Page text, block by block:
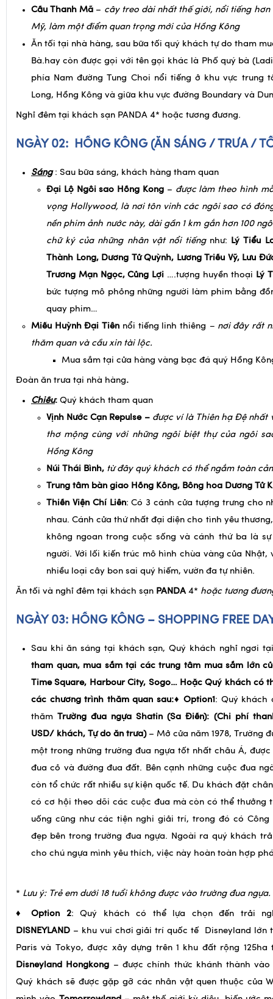
nhận phòng, trên đường quan:
Cầu Thanh Mã–cây treo dài nhất thế giới, nổi tiếng hơn
Mỹ, làm một điểm quan trọng mới của Hồng Kông
Ăn tối tại nhà hàng, sau bữa tối quý khách tự do tham
Bà.hay còn được gọi với tên gọi khác là Phố quý bà
phía Nam đường Tung Choi nổi tiếng ở khu vực trung
Long, Hồng Kông và giữa khu vực đường Boundary và
Sáng: Sau bữa sáng, khách hàng tham quan
Đại Lộ Ngôi sao Hồng Kong –được làm theo hình
vọng Hollywood, là nơi tôn vinh các ngôi sao có
nền phim ảnh nước này, dài gần 1 km gắn hơn 100
chữ ký của những nhân vật nổi tiếngnhư:Lý Tiểu
Thành Long, Dương Tử Quỳnh, Lương Triều Vỹ, Lưu
Trương Mạn Ngọc, Củng Lợi ….tượng huyền thoạiLý
bức tượng mô phỏng những người làm phim bằng
quay phim…
Miếu Huỳnh Đại Tiênnổi tiếng linh thiêng
thăm quan và cầu xin tài lộc.
Mua sắm tại cửa hàng vàng bạc đá quý Hồng
Đoàn ăn trưa tại nhà hàng.
Chiều:Quý khách tham quan
Vịnh Nước Cạn Repulse –được ví là Thiên hạ Đệ nhất
thơ mộng cùng với những ngôi biệt thự của ngôi
Hồng Kông
Núi Thái Bình,từ đây quý khách có thể ngắm toàn
Trung tâm bàn giao Hồng Kông, Bông hoa Dương Tử
Thiền Viện Chí Liên: Có 3 cánh cửa tượng trưng cho
nhau. Cánh cửa thứ nhất đại diện cho tình yêu
không ngoan trong cuộc sống và cánh thứ ba là
người. Với lối kiến trúc mô hình chùa vàng của Nhật,
nhiều loại cây bon sai quý hiếm, vườn đa tự nhiên.
Sau khi ăn sáng tại khách sạn, Quý khách nghỉ ngơi
tham quan, mua sắm tại các trung tâm mua sắm lớn
Time Square, Harbour City, Sogo… Hoặc Quý khách có
các chương trình thăm quan sau:♦ Option1: Quý khách
thămTrường đua ngựa Shatin (Sa Điền): (Chi phí
USD/ khách, Tự do ăn trưa)– Mở cửa năm 1978, Trường
một trong những trường đua ngựa tốt nhất châu Á,
đua cỏ và đường đua đất. Bên cạnh những cuộc đua
còn tổ chức rất nhiều sự kiện quốc tế. Du khách đặt
có cơ hội theo dõi các cuộc đua mà còn có thể thưởng
uống cũng như các tiện nghi giải trí, trong đó có Công
đẹp bên trong trường đua ngựa. Ngoài ra quý khách
* Lưu ý:Trẻ em dưới 18 tuổi không được vào trường đua ngựa.
♦Option 2 : Quý khách có thể lựa chọn đến trải
DISNEYLAND– khu vui chơi giải trí quốc tế Disneyland lớn
Paris và Tokyo, được xây dựng trên 1 khu đất rộng 125ha
Disneyland Hongkong– được chính thức khánh thành vào